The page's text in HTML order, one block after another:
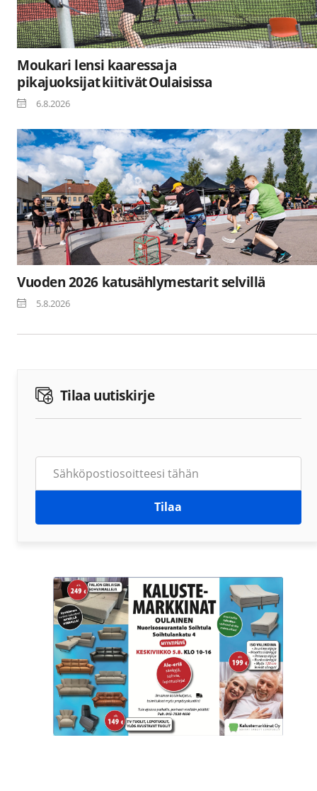
Moukari lensi kaaressa ja
pikajuoksijat kiitivät Oulaisissa
6.8.2026
Vuoden 2026 katusählymestarit selvillä
5.8.2026
Tilaa uutiskirje
Tilaa